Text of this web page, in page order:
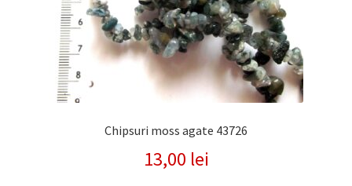
Chipsuri moss agate 43726
13,00 lei